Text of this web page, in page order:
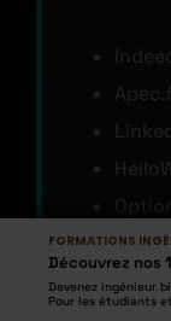
ou
FORMATIONS
Découvrez nos
Devenez ingénieur
Pour les étudiants